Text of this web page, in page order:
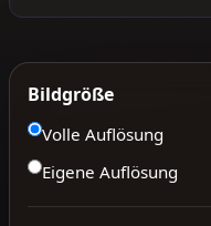
Bildgröße
Volle Auflösung
Eigene Auflösung